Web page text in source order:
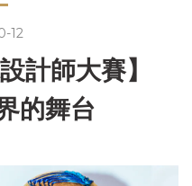
12
計師大賽】
的舞台